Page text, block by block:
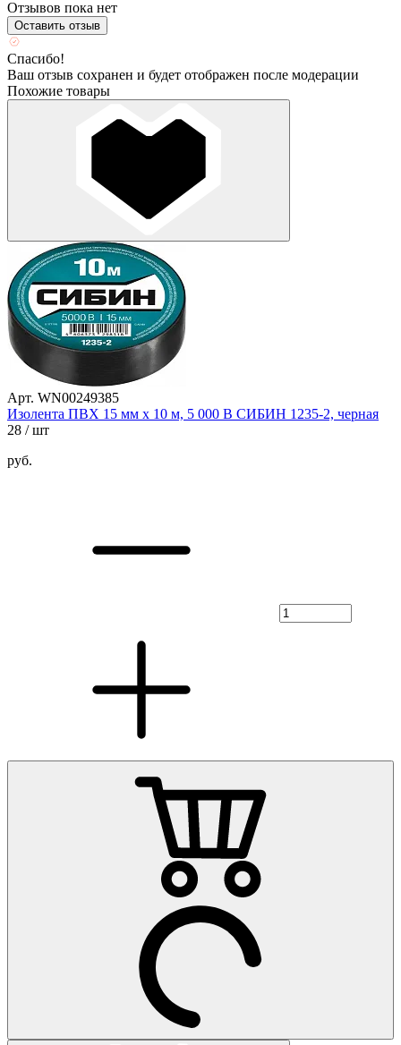
Отзывов пока нет
Оставить отзыв
Спасибо!
Ваш отзыв сохранен и будет отображен после модерации
Похожие товары
Арт. WN00249385
Изолента ПВХ 15 мм х 10 м, 5 000 В СИБИН 1235-2, черная
28 / шт
руб.